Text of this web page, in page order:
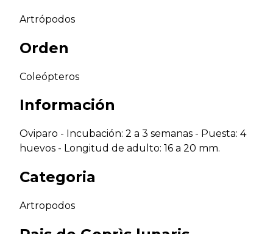
Artrópodos
Orden
Coleópteros
Información
Oviparo - Incubación: 2 a 3 semanas - Puesta: 4
huevos - Longitud de adulto: 16 a 20 mm.
Categoria
Artropodos